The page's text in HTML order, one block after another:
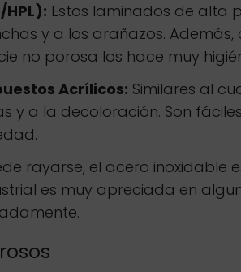
Estos laminados de alta
y a los arañazos.
no porosa los hace muy
Acrílicos: Similares al
y a la decoloración. Son
rayarse, el acero inoxidable
es muy apreciada en